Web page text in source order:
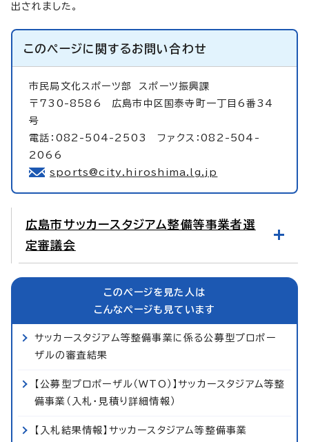
出されました。
このページに関するお問い合わせ
市民局文化スポーツ部 スポーツ振興課
〒730-8586 広島市中区国泰寺町一丁目6番34
号
電話：082-504-2503 ファクス：082-504-
2066
sports@city.hiroshima.lg.jp
広島市サッカースタジアム整備等事業者選
定審議会
このページを見た人は
こんなページも見ています
サッカースタジアム等整備事業に係る公募型プロポー
ザルの審査結果
【公募型プロポーザル（WTO）】サッカースタジアム等整
備事業（入札・見積り詳細情報）
【入札結果情報】サッカースタジアム等整備事業